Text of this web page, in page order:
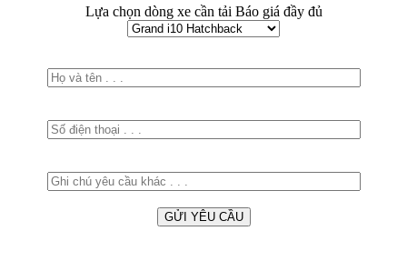
Lựa chọn dòng xe cần tải Báo giá đầy đủ